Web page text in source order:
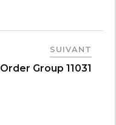
SUIVANT
Order Group 11031